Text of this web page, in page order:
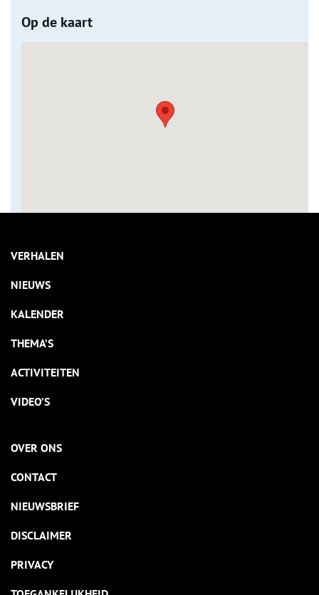
Op de kaart
VERHALEN
NIEUWS
KALENDER
THEMA’S
ACTIVITEITEN
VIDEO’S
OVER ONS
CONTACT
NIEUWSBRIEF
DISCLAIMER
PRIVACY